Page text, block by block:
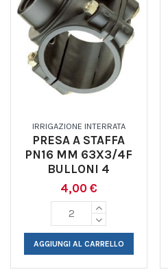
IRRIGAZIONE INTERRATA
PRESA A STAFFA
PN16 MM 63X3/4F
BULLONI 4
4,00 €
AGGIUNGI AL CARRELLO